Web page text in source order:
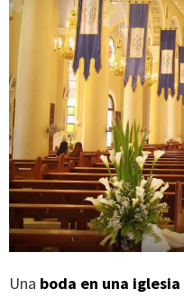
Una boda en una iglesia